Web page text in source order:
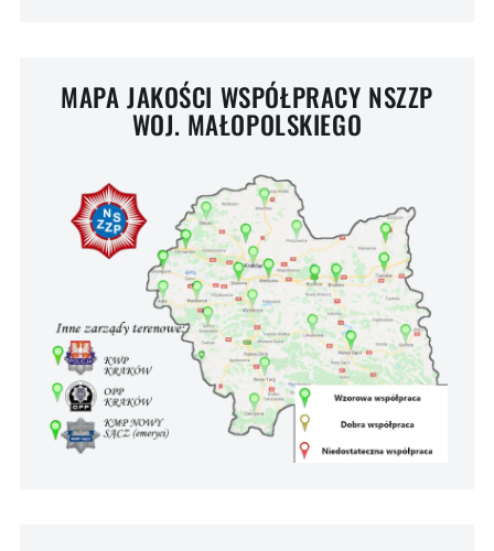
MAPA JAKOŚCI WSPÓŁPRACY NSZZP
WOJ. MAŁOPOLSKIEGO